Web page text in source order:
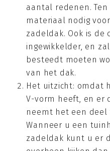
aantal redenen.
materiaal nodig
zadeldak. Ook is de
ingewikkelder, en
besteedt moeten
van het dak.
Het uitzicht: omdat
V-vorm heeft, en er
neemt het een deel
Wanneer u een
zadeldak kunt u er